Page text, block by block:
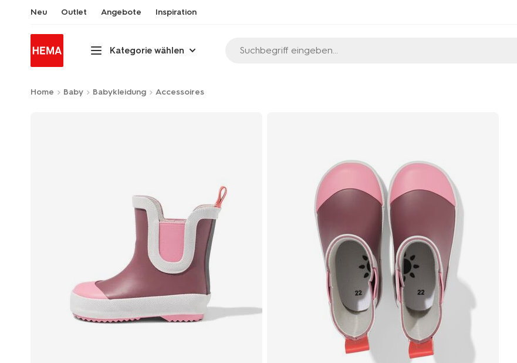
Neu Outlet Angebote Inspiration
Kategorie wählen Suchbegriff eingeben...
Home Baby Babykleidung Accessoires